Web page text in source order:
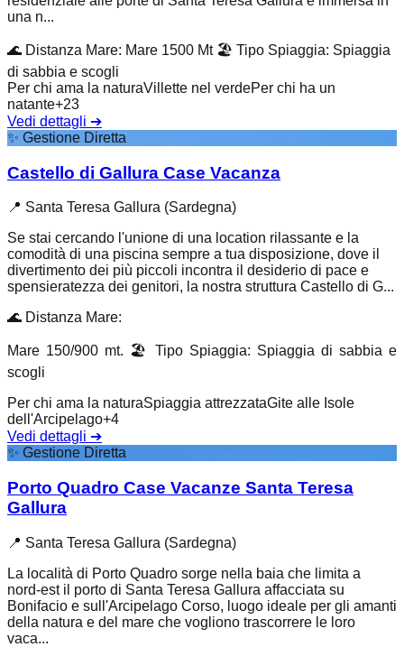
una n...
🌊 Distanza Mare: Mare 1500 Mt 🏖️ Tipo Spiaggia: Spiaggia
di sabbia e scogli
Per chi ama la naturaVillette nel verdePer chi ha un
natante+23
Vedi dettagli ➔
✨ Gestione Diretta
Castello di Gallura Case Vacanza
📍 Santa Teresa Gallura (Sardegna)
Se stai cercando l'unione di una location rilassante e la
comodità di una piscina sempre a tua disposizione, dove il
divertimento dei più piccoli incontra il desiderio di pace e
spensieratezza dei genitori, la nostra struttura Castello di G...
🌊 Distanza Mare:
Mare 150/900 mt. 🏖️ Tipo Spiaggia: Spiaggia di sabbia e
scogli
Per chi ama la naturaSpiaggia attrezzataGite alle Isole
dell'Arcipelago+4
Vedi dettagli ➔
✨ Gestione Diretta
Porto Quadro Case Vacanze Santa Teresa
Gallura
📍 Santa Teresa Gallura (Sardegna)
La località di Porto Quadro sorge nella baia che limita a
nord-est il porto di Santa Teresa Gallura affacciata su
Bonifacio e sull'Arcipelago Corso, luogo ideale per gli amanti
della natura e del mare che vogliono trascorrere le loro
vaca...